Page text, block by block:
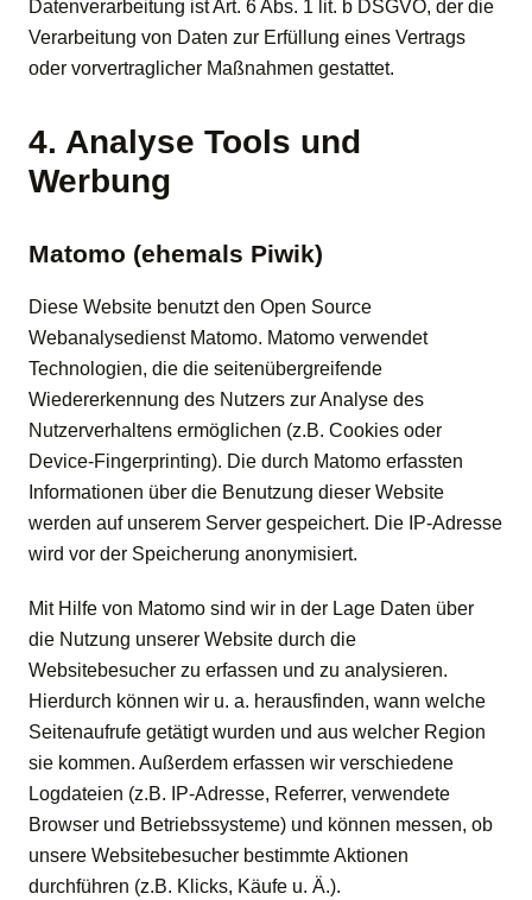
Datenverarbeitung ist Art. 6 Abs. 1 lit. b DSGVO, der die
Verarbeitung von Daten zur Erfüllung eines Vertrags
oder vorvertraglicher Maßnahmen gestattet.
4. Analyse Tools und
Werbung
Matomo (ehemals Piwik)
Diese Website benutzt den Open Source
Webanalysedienst Matomo. Matomo verwendet
Technologien, die die seitenübergreifende
Wiedererkennung des Nutzers zur Analyse des
Nutzerverhaltens ermöglichen (z.B. Cookies oder
Device-Fingerprinting). Die durch Matomo erfassten
Informationen über die Benutzung dieser Website
werden auf unserem Server gespeichert. Die IP-Adresse
wird vor der Speicherung anonymisiert.
Mit Hilfe von Matomo sind wir in der Lage Daten über
die Nutzung unserer Website durch die
Websitebesucher zu erfassen und zu analysieren.
Hierdurch können wir u. a. herausfinden, wann welche
Seitenaufrufe getätigt wurden und aus welcher Region
sie kommen. Außerdem erfassen wir verschiedene
Logdateien (z.B. IP-Adresse, Referrer, verwendete
Browser und Betriebssysteme) und können messen, ob
unsere Websitebesucher bestimmte Aktionen
durchführen (z.B. Klicks, Käufe u. Ä.).